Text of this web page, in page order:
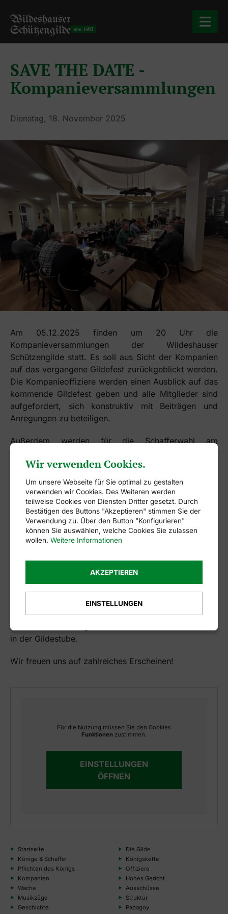
Wildeshauser
Schützengilde von 1403
SAVE THE DATE -
Kompanieversammlungen
Dienstag, 18. November 2025
Am 05.12.2025 finden um 20 Uhr die
Kompanieversammlungen der Wildeshauser
Schützengilde statt. Es soll aus Sicht der Kompanien
auf das vergangene Gildefest zurückgeblickt werden.
Die Kompanieoffiziere werden einen Ausblick auf das
kommende Gildefest geben und alle Mitglieder sind
aufgefordert, sich konstruktiv mit Beiträgen und
Anregungen zu beteiligen.
Außerdem werden für die Schafferwahl am
bestimmt.
Die Versammlungsorte:
1. Kompanie – Ratskompanie mit Hauptmann
Jörg Kramer -> Altes Amtshaus
2. Kompanie – Cornauertor mit Hauptmann
Frank Görke -> Gildestube (Pielepoggensaal)
Thomas Finkenzeller -> Hemelinger Bierstube
4. Kompanie – Huntetor mit Hauptmann Stefan
Mahlstede -> Gildestube (Reitersaal)
Für alle Versammlungsteilnehmer gibt es im Anschluss
an die Versammlungen ab 22:30 Uhr ein Fass Freibier
in der Gildestube.
Wir freuen uns auf zahlreiches Erscheinen!
Für die Nutzung müssen Sie den Cookies
Funktionen zustimmen.
EINSTELLUNGEN
ÖFFNEN
Startseite
Die Gilde
Könige & Schaffer
Königskette
Pflichten des Königs
Offiziere
Kompanien
Hohes Gericht
Wache
Ausschüsse
Musikzüge
Struktur
Geschichte
Papagoy
Wir verwenden Cookies.
Um unsere Webseite für Sie optimal zu gestalten
verwenden wir Cookies. Des Weiteren werden
teilweise Cookies von Diensten Dritter gesetzt. Durch
Bestätigen des Buttons "Akzeptieren" stimmen Sie der
Verwendung zu. Über den Button "Konfigurieren"
können Sie auswählen, welche Cookies Sie zulassen
wollen. Weitere Informationen
AKZEPTIEREN
EINSTELLUNGEN